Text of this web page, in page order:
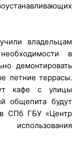
владельцам
в
демонтировать
летние террасы.
кафе с улицы
общепита будут
СПб ГБУ «Центр